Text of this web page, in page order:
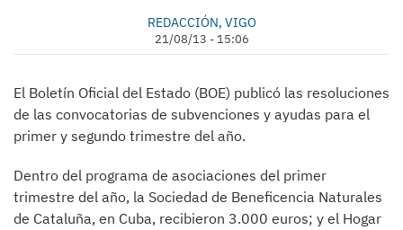
REDACCIÓN, VIGO
21/08/13 - 15:06
El Boletín Oficial del Estado (BOE) publicó las resoluciones
de las convocatorias de subvenciones y ayudas para el
primer y segundo trimestre del año.
Dentro del programa de asociaciones del primer
trimestre del año, la Sociedad de Beneficencia Naturales
de Cataluña, en Cuba, recibieron 3.000 euros; y el Hogar